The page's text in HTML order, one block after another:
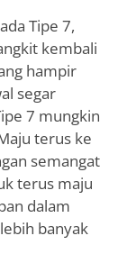
Tipe 7,
kembali
hampir
segar
7 mungkin
terus ke
semangat
terus maju
dalam
banyak